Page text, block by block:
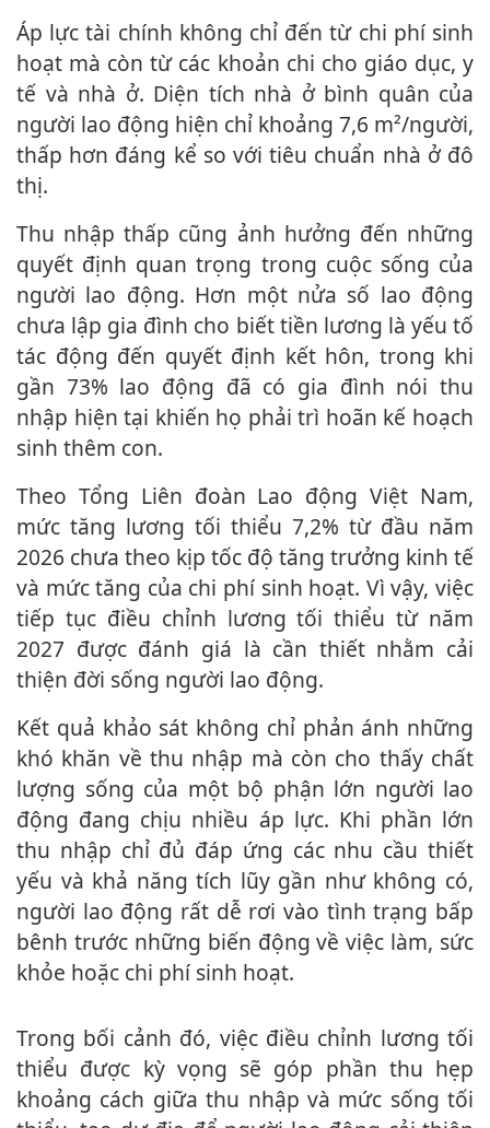
Áp lực tài chính không chỉ đến từ chi phí sinh
hoạt mà còn từ các khoản chi cho giáo dục, y
tế và nhà ở. Diện tích nhà ở bình quân của
người lao động hiện chỉ khoảng 7,6 m²/người,
thấp hơn đáng kể so với tiêu chuẩn nhà ở đô
thị.
Thu nhập thấp cũng ảnh hưởng đến những
quyết định quan trọng trong cuộc sống của
người lao động. Hơn một nửa số lao động
chưa lập gia đình cho biết tiền lương là yếu tố
tác động đến quyết định kết hôn, trong khi
gần 73% lao động đã có gia đình nói thu
nhập hiện tại khiến họ phải trì hoãn kế hoạch
sinh thêm con.
Theo Tổng Liên đoàn Lao động Việt Nam,
mức tăng lương tối thiểu 7,2% từ đầu năm
2026 chưa theo kịp tốc độ tăng trưởng kinh tế
và mức tăng của chi phí sinh hoạt. Vì vậy, việc
tiếp tục điều chỉnh lương tối thiểu từ năm
2027 được đánh giá là cần thiết nhằm cải
thiện đời sống người lao động.
Kết quả khảo sát không chỉ phản ánh những
khó khăn về thu nhập mà còn cho thấy chất
lượng sống của một bộ phận lớn người lao
động đang chịu nhiều áp lực. Khi phần lớn
thu nhập chỉ đủ đáp ứng các nhu cầu thiết
yếu và khả năng tích lũy gần như không có,
người lao động rất dễ rơi vào tình trạng bấp
bênh trước những biến động về việc làm, sức
khỏe hoặc chi phí sinh hoạt.
Trong bối cảnh đó, việc điều chỉnh lương tối
thiểu được kỳ vọng sẽ góp phần thu hẹp
khoảng cách giữa thu nhập và mức sống tối